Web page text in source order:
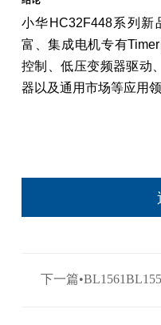
小华HC32F448系列
富、集成电机专有
控制、低压变频器驱动
器以及通用市场等应用
下一篇